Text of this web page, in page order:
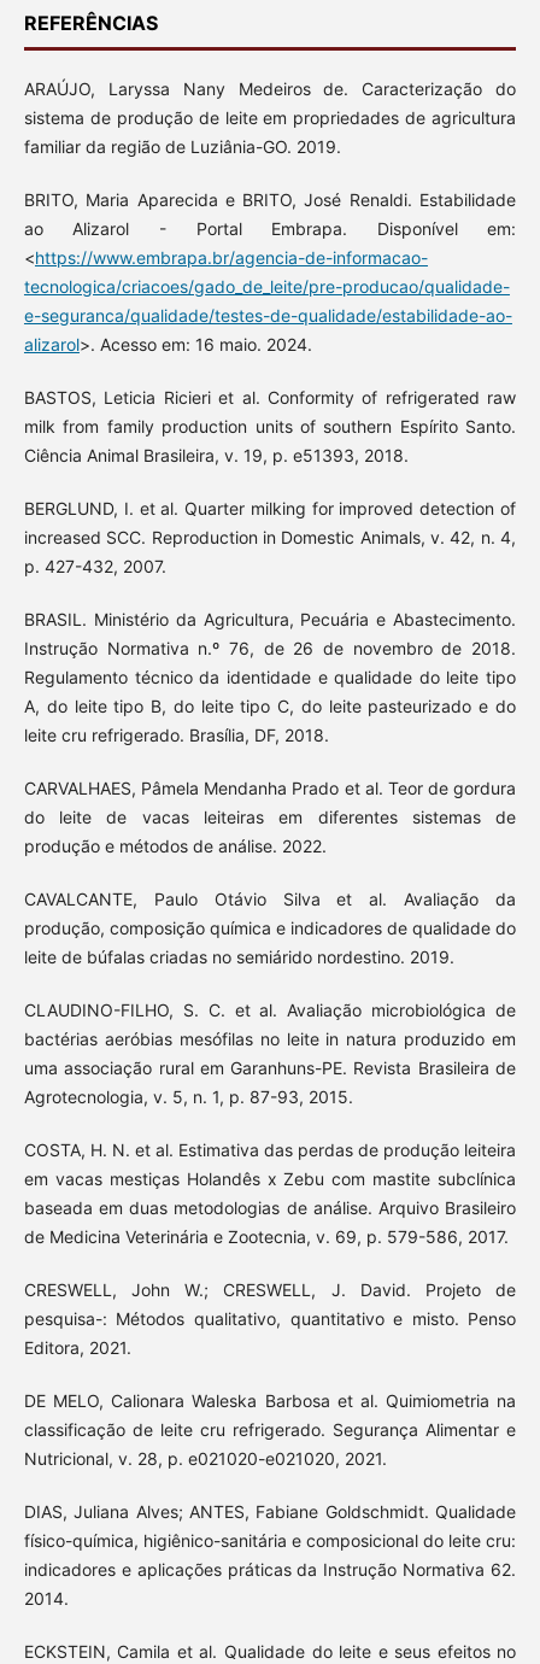
REFERÊNCIAS
ARAÚJO, Laryssa Nany Medeiros de. Caracterização do
sistema de produção de leite em propriedades de agricultura
familiar da região de Luziânia-GO. 2019.
BRITO, Maria Aparecida e BRITO, José Renaldi. Estabilidade
ao Alizarol - Portal Embrapa. Disponível em:
<https://www.embrapa.br/agencia-de-informacao-
tecnologica/criacoes/gado_de_leite/pre-producao/qualidade-
e-seguranca/qualidade/testes-de-qualidade/estabilidade-ao-
alizarol>. Acesso em: 16 maio. 2024.
BASTOS, Leticia Ricieri et al. Conformity of refrigerated raw
milk from family production units of southern Espírito Santo.
Ciência Animal Brasileira, v. 19, p. e51393, 2018.
BERGLUND, I. et al. Quarter milking for improved detection of
increased SCC. Reproduction in Domestic Animals, v. 42, n. 4,
p. 427-432, 2007.
BRASIL. Ministério da Agricultura, Pecuária e Abastecimento.
Instrução Normativa n.º 76, de 26 de novembro de 2018.
Regulamento técnico da identidade e qualidade do leite tipo
A, do leite tipo B, do leite tipo C, do leite pasteurizado e do
leite cru refrigerado. Brasília, DF, 2018.
CARVALHAES, Pâmela Mendanha Prado et al. Teor de gordura
do leite de vacas leiteiras em diferentes sistemas de
produção e métodos de análise. 2022.
CAVALCANTE, Paulo Otávio Silva et al. Avaliação da
produção, composição química e indicadores de qualidade do
leite de búfalas criadas no semiárido nordestino. 2019.
CLAUDINO-FILHO, S. C. et al. Avaliação microbiológica de
bactérias aeróbias mesófilas no leite in natura produzido em
uma associação rural em Garanhuns-PE. Revista Brasileira de
Agrotecnologia, v. 5, n. 1, p. 87-93, 2015.
COSTA, H. N. et al. Estimativa das perdas de produção leiteira
em vacas mestiças Holandês x Zebu com mastite subclínica
baseada em duas metodologias de análise. Arquivo Brasileiro
de Medicina Veterinária e Zootecnia, v. 69, p. 579-586, 2017.
CRESWELL, John W.; CRESWELL, J. David. Projeto de
pesquisa-: Métodos qualitativo, quantitativo e misto. Penso
Editora, 2021.
DE MELO, Calionara Waleska Barbosa et al. Quimiometria na
classificação de leite cru refrigerado. Segurança Alimentar e
Nutricional, v. 28, p. e021020-e021020, 2021.
DIAS, Juliana Alves; ANTES, Fabiane Goldschmidt. Qualidade
físico-química, higiênico-sanitária e composicional do leite cru:
indicadores e aplicações práticas da Instrução Normativa 62.
2014.
ECKSTEIN, Camila et al. Qualidade do leite e seus efeitos no